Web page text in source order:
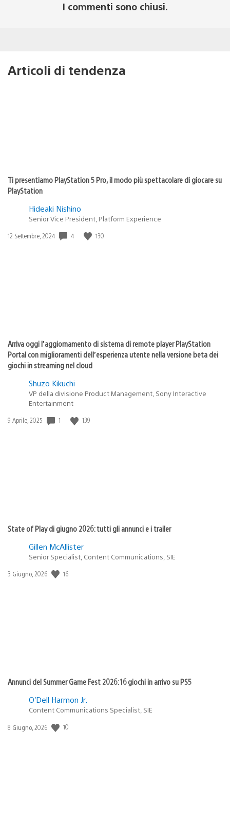
I commenti sono chiusi.
Articoli di tendenza
Ti presentiamo PlayStation 5 Pro, il modo più spettacolare di giocare su
PlayStation
Hideaki Nishino
Senior Vice President, Platform Experience
Data
12 Settembre, 2024 4 130
Arriva oggi l’aggiornamento di sistema di remote player PlayStation
Portal con miglioramenti dell’esperienza utente nella versione beta dei
giochi in streaming nel cloud
Shuzo Kikuchi
VP della divisione Product Management, Sony Interactive
Entertainment
Data
9 Aprile, 2025 1 139
State of Play di giugno 2026: tutti gli annunci e i trailer
Gillen McAllister
Senior Specialist, Content Communications, SIE
Data
3 Giugno, 2026 16
Annunci del Summer Game Fest 2026: 16 giochi in arrivo su PS5
O’Dell Harmon Jr.
Content Communications Specialist, SIE
Data
8 Giugno, 2026 10